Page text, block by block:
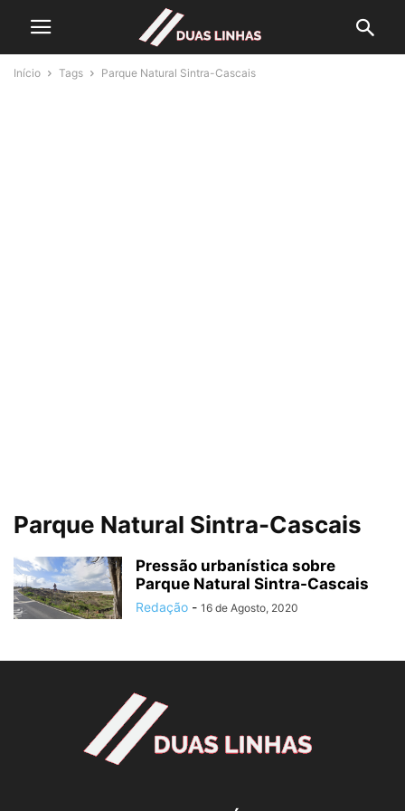
Início Tags Parque Natural Sintra-Cascais
Parque Natural Sintra-Cascais
Pressão urbanística sobre
Parque Natural Sintra-Cascais
Redação - 16 de Agosto, 2020